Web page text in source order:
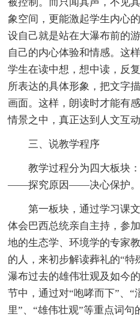
象空间，更能激起学生内心
设自己就是站在大瀑布前的
自己的内心体验和情感。这
学生在读中想，想中读，反
所表达的具体形象，把文字
画面。这样，朗读时才能有
情景之中，真正达到人文互动
三、说教学程序
教学过程分为四大板块
——探究原因——决心保护。
第一板块，通过学习课
体会巴西总统亲自主持，参
地的生态学、环境学的专家
的人，来初步解读葬礼的“特
瀑布过去的雄伟壮观及如今
节中，通过对“咆哮而下”、“
里”、“雄伟壮观”等重点词